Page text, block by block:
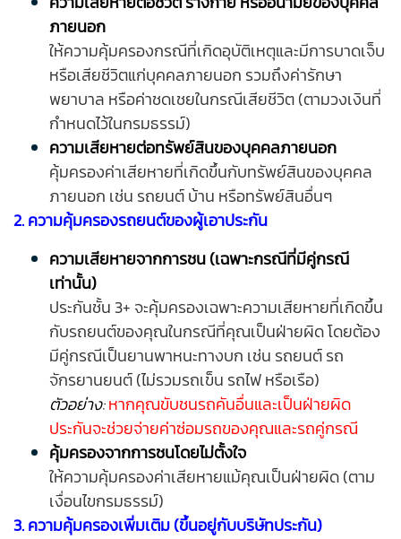
ภายนอก
ให้ความคุ้มครองกรณีที่เกิดอุบัติเหตุและมีการบาดเจ็บ
หรือเสียชีวิตแก่บุคคลภายนอก รวมถึงค่ารักษา
พยาบาล หรือค่าชดเชยในกรณีเสียชีวิต (ตามวงเงินที่
กำหนดไว้ในกรมธรรม์)
ความเสียหายต่อทรัพย์สินของบุคคลภายนอก
คุ้มครองค่าเสียหายที่เกิดขึ้นกับทรัพย์สินของบุคคล
ภายนอก เช่น รถยนต์ บ้าน หรือทรัพย์สินอื่นๆ
2. ความคุ้มครองรถยนต์ของผู้เอาประกัน
ความเสียหายจากการชน (เฉพาะกรณีที่มีคู่กรณี
เท่านั้น)
ประกันชั้น 3+ จะคุ้มครองเฉพาะความเสียหายที่เกิดขึ้น
กับรถยนต์ของคุณในกรณีที่คุณเป็นฝ่ายผิด โดยต้อง
มีคู่กรณีเป็นยานพาหนะทางบก เช่น รถยนต์ รถ
จักรยานยนต์ (ไม่รวมรถเข็น รถไฟ หรือเรือ)
ตัวอย่าง:หากคุณขับชนรถคันอื่นและเป็นฝ่ายผิด
ประกันจะช่วยจ่ายค่าซ่อมรถของคุณและรถคู่กรณี
คุ้มครองจากการชนโดยไม่ตั้งใจ
ให้ความคุ้มครองค่าเสียหายแม้คุณเป็นฝ่ายผิด (ตาม
เงื่อนไขกรมธรรม์)
3. ความคุ้มครองเพิ่มเติม (ขึ้นอยู่กับบริษัทประกัน)